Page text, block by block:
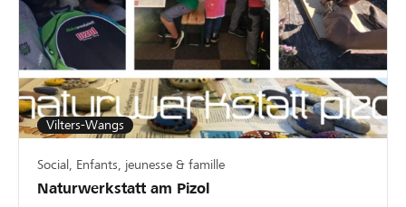
Vilters-Wangs
Social, Enfants, jeunesse & famille
Naturwerkstatt am Pizol